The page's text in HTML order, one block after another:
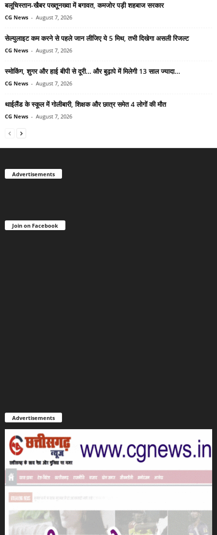
बलूचिस्तान-खैबर पख्तूनख्वा में बगावत, कमजोर पड़ी शहबाज सरकार
CG News - August 7, 2026
सेल्युलाइट कम करने से पहले जान लीजिए ये 5 मिथ, तभी दिखेगा असली रिजल्ट
CG News - August 7, 2026
स्मोकिंग, शुगर और हाई बीपी से दूरी… और बुढ़ापे में मिलेगी 13 साल ज्यादा...
CG News - August 7, 2026
थाईलैंड के स्कूल में गोलीबारी, शिक्षक और छात्र समेत 4 लोगों की मौत
CG News - August 7, 2026
Advertisements
Join on Facebook
Advertisements